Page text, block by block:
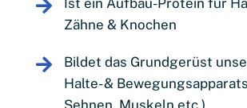
Zähne & Knochen
Bildet das Grundgerüst
Halte- &
Sehnen, Muskeln etc.)